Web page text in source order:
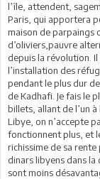
l’île, attendent,
Paris, qui apportera
maison de parpaings
d’oliviers,pauvre
depuis la révolution.
l’installation des
pendant le plus dur
de Kadhafi. Je fais le
billets, allant de l’un
Libye, on n’accepte
fonctionnent plus, et
richissime de sa
dinars libyens dans la
sont moins